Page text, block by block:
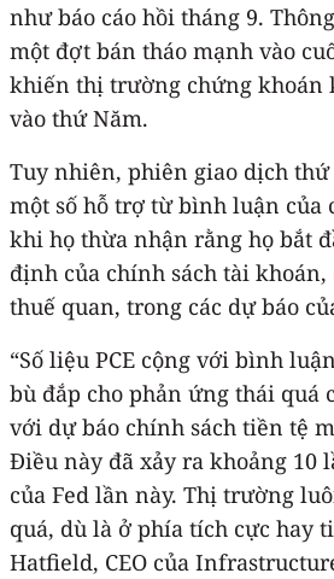
như báo cáo hồi tháng 9.
một đợt bán tháo mạnh vào
khiến thị trường chứng khoán
vào thứ Năm.
Tuy nhiên, phiên giao dịch thứ
một số hỗ trợ từ bình luận của
khi họ thừa nhận rằng họ bắt
định của chính sách tài
thuế quan, trong các dự báo
“Số liệu PCE cộng với bình
bù đắp cho phản ứng thái quá
với dự báo chính sách tiền tệ
Điều này đã xảy ra khoảng 10
của Fed lần này. Thị trường
quá, dù là ở phía tích cực hay
Hatfield, CEO của